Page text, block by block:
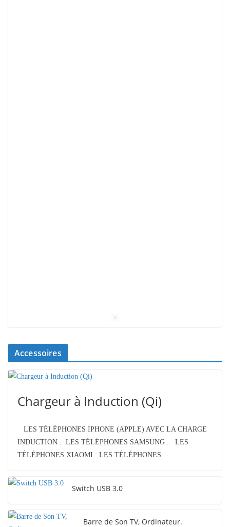
Accessoires
Chargeur à Induction (Qi)
LES TÉLÉPHONES IPHONE (APPLE) AVEC LA CHARGE
INDUCTION : LES TÉLÉPHONES SAMSUNG : LES
TÉLÉPHONES XIAOMI : LES TÉLÉPHONES
Switch USB 3.0
Barre de Son TV, Ordinateur.